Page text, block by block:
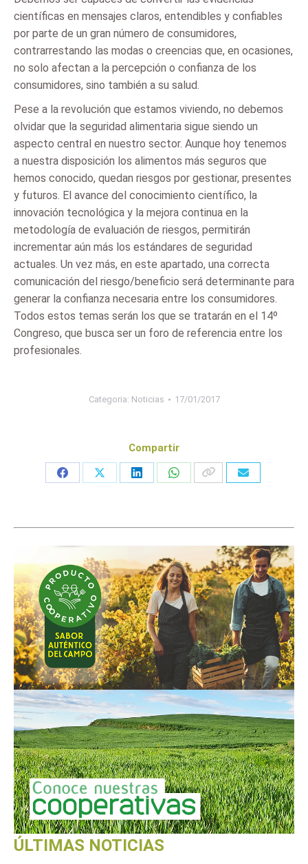
científicas en mensajes claros, entendibles y confiables
por parte de un gran número de consumidores,
contrarrestando las modas o creencias que, en ocasiones,
no solo afectan a la percepción o confianza de los
consumidores, sino también a su salud.
Pese a la revolución que estamos viviendo, no debemos
olvidar que la seguridad alimentaria sigue siendo un
aspecto central en nuestro sector. Aunque hoy tenemos
a nuestra disposición los alimentos más seguros que
hemos conocido, quedan riesgos por gestionar, presentes
y futuros. El avance del conocimiento científico, la
innovación tecnológica y la mejora continua en la
metodología de evaluación de riesgos, permitirán
incrementar aún más los estándares de seguridad
actuales. Un vez más, en este apartado, una correcta
comunicación del riesgo/beneficio será determinante para
generar la confianza necesaria entre los consumidores.
Todos estos temas serán los que se tratarán en el 14º
Congreso, que busca ser un foro de referencia entre los
profesionales.
Categoria: Noticias 17/01/2017
Compartir
Share
Share
Share
Share
ÚLTIMAS NOTICIAS